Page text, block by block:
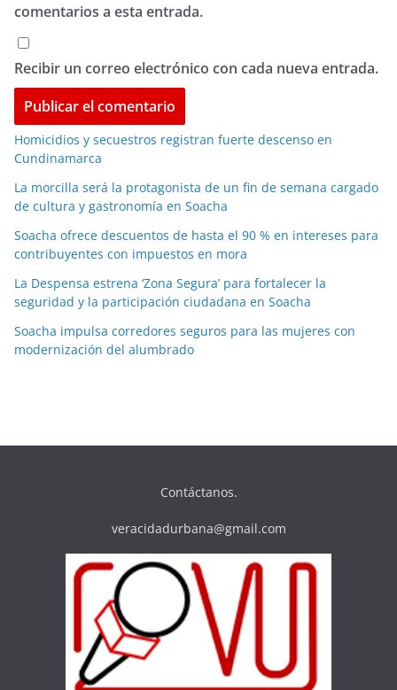
comentarios a esta entrada.
Recibir un correo electrónico con cada nueva entrada.
Homicidios y secuestros registran fuerte descenso en
Cundinamarca
La morcilla será la protagonista de un fin de semana cargado
de cultura y gastronomía en Soacha
Soacha ofrece descuentos de hasta el 90 % en intereses para
contribuyentes con impuestos en mora
La Despensa estrena ‘Zona Segura’ para fortalecer la
seguridad y la participación ciudadana en Soacha
Soacha impulsa corredores seguros para las mujeres con
modernización del alumbrado
Contáctanos.
veracidadurbana@gmail.com